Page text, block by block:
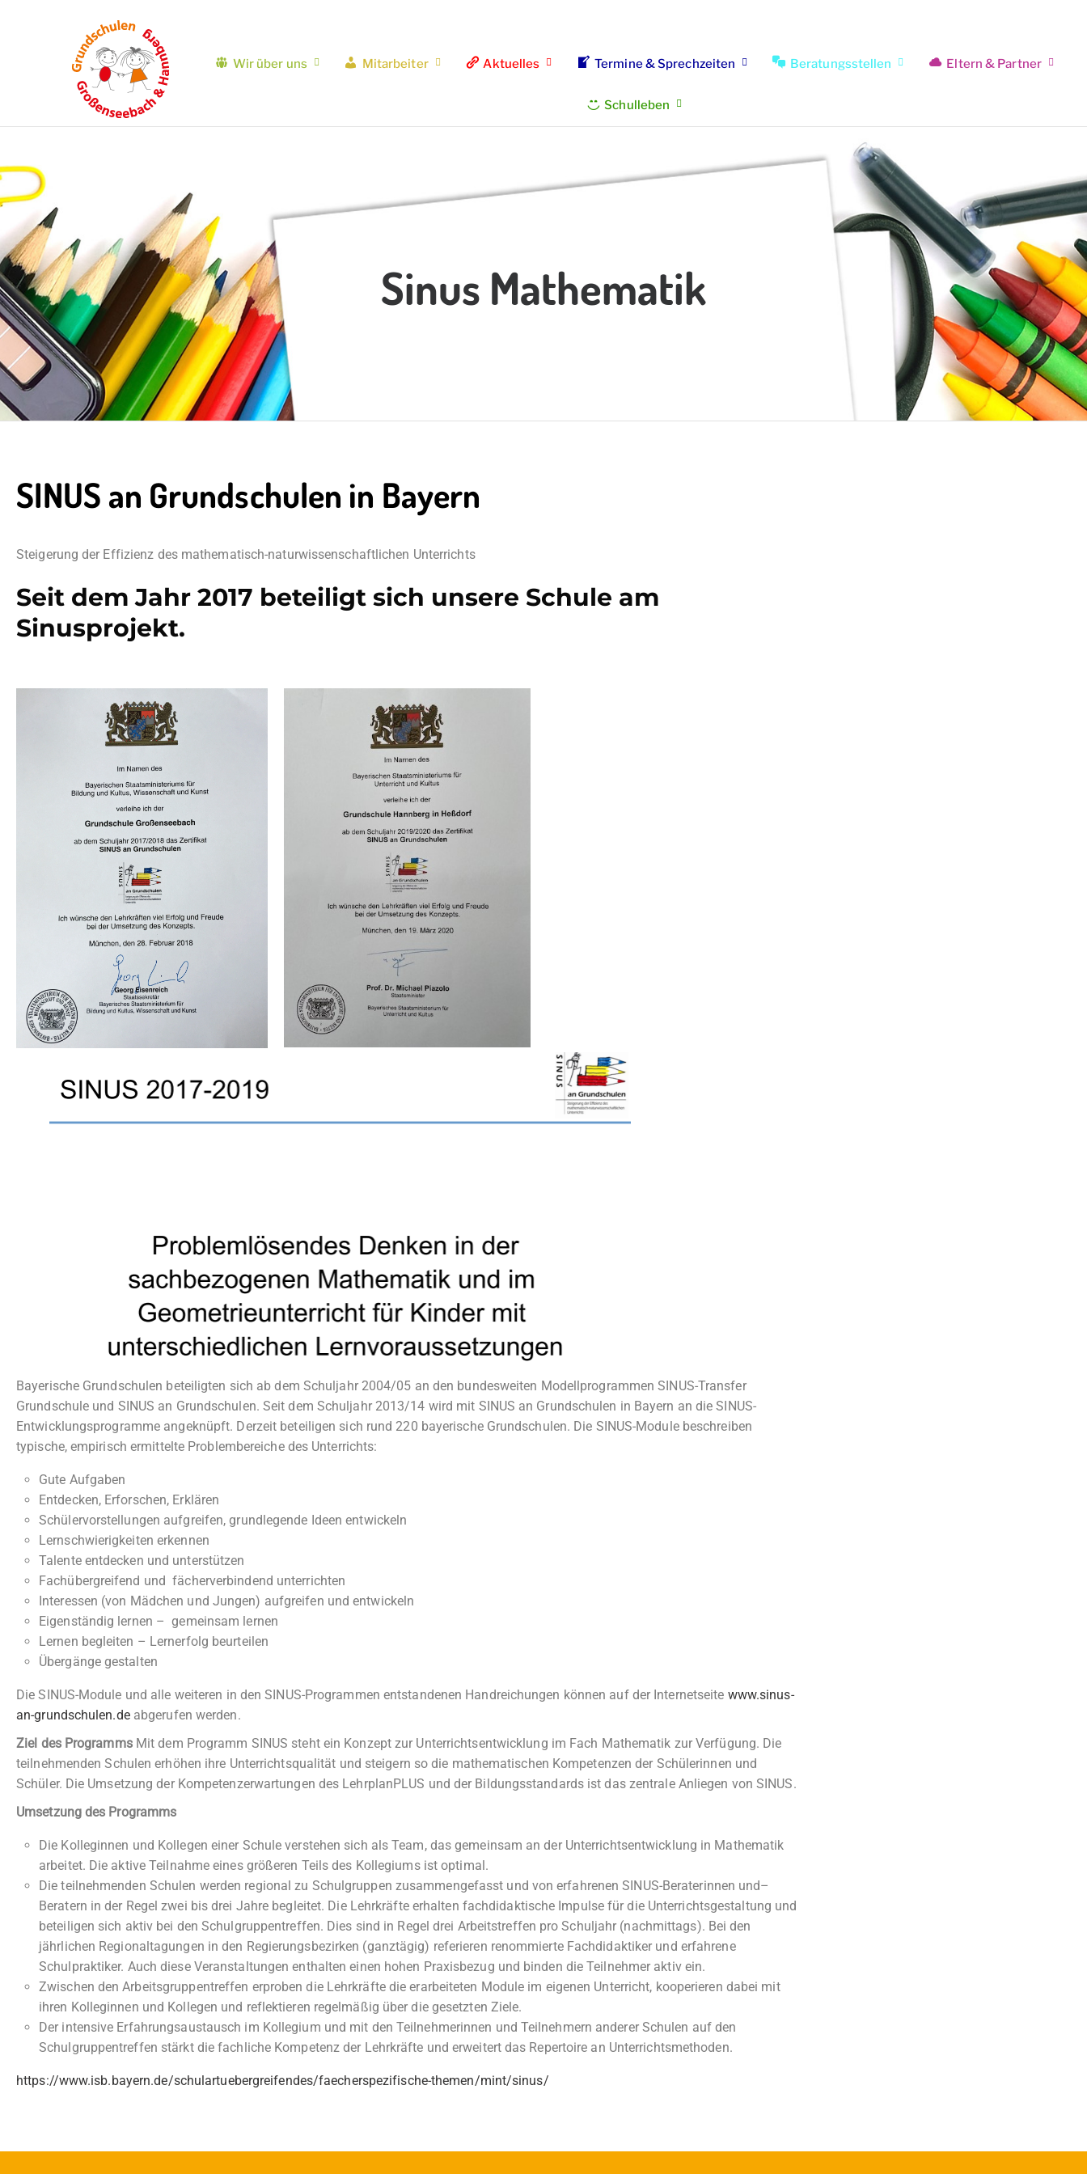
Wir über uns Mitarbeiter Aktuelles Termine & Sprechzeiten Beratungsstellen Eltern & Partner
Schulleben
Sinus Mathematik
SINUS an Grundschulen in Bayern
Steigerung der Effizienz des mathematisch-naturwissenschaftlichen Unterrichts
Seit dem Jahr 2017 beteiligt sich unsere Schule am
Sinusprojekt.
Bayerische Grundschulen beteiligten sich ab dem Schuljahr 2004/05 an den bundesweiten Modellprogrammen SINUS-Transfer
Grundschule und SINUS an Grundschulen. Seit dem Schuljahr 2013/14 wird mit SINUS an Grundschulen in Bayern an die SINUS-
Entwicklungsprogramme angeknüpft. Derzeit beteiligen sich rund 220 bayerische Grundschulen. Die SINUS-Module beschreiben
typische, empirisch ermittelte Problembereiche des Unterrichts:
Gute Aufgaben
Entdecken, Erforschen, Erklären
Schülervorstellungen aufgreifen, grundlegende Ideen entwickeln
Lernschwierigkeiten erkennen
Talente entdecken und unterstützen
Fachübergreifend und fächerverbindend unterrichten
Interessen (von Mädchen und Jungen) aufgreifen und entwickeln
Eigenständig lernen – gemeinsam lernen
Lernen begleiten – Lernerfolg beurteilen
Übergänge gestalten
Die SINUS-Module und alle weiteren in den SINUS-Programmen entstandenen Handreichungen können auf der Internetseite www.sinus-
an-grundschulen.deabgerufen werden.
Ziel des ProgrammsMit dem Programm SINUS steht ein Konzept zur Unterrichtsentwicklung im Fach Mathematik zur Verfügung. Die
teilnehmenden Schulen erhöhen ihre Unterrichtsqualität und steigern so die mathematischen Kompetenzen der Schülerinnen und
Schüler. Die Umsetzung der Kompetenzerwartungen des LehrplanPLUS und der Bildungsstandards ist das zentrale Anliegen von SINUS.
Umsetzung des Programms
Die Kolleginnen und Kollegen einer Schule verstehen sich als Team, das gemeinsam an der Unterrichtsentwicklung in Mathematik
arbeitet. Die aktive Teilnahme eines größeren Teils des Kollegiums ist optimal.
Die teilnehmenden Schulen werden regional zu Schulgruppen zusammengefasst und von erfahrenen SINUS-Beraterinnen und–
Beratern in der Regel zwei bis drei Jahre begleitet. Die Lehrkräfte erhalten fachdidaktische Impulse für die Unterrichtsgestaltung und
beteiligen sich aktiv bei den Schulgruppentreffen. Dies sind in Regel drei Arbeitstreffen pro Schuljahr (nachmittags). Bei den
jährlichen Regionaltagungen in den Regierungsbezirken (ganztägig) referieren renommierte Fachdidaktiker und erfahrene
Schulpraktiker. Auch diese Veranstaltungen enthalten einen hohen Praxisbezug und binden die Teilnehmer aktiv ein.
Zwischen den Arbeitsgruppentreffen erproben die Lehrkräfte die erarbeiteten Module im eigenen Unterricht, kooperieren dabei mit
ihren Kolleginnen und Kollegen und reflektieren regelmäßig über die gesetzten Ziele.
Der intensive Erfahrungsaustausch im Kollegium und mit den Teilnehmerinnen und Teilnehmern anderer Schulen auf den
Schulgruppentreffen stärkt die fachliche Kompetenz der Lehrkräfte und erweitert das Repertoire an Unterrichtsmethoden.
https://www.isb.bayern.de/schulartuebergreifendes/faecherspezifische-themen/mint/sinus/